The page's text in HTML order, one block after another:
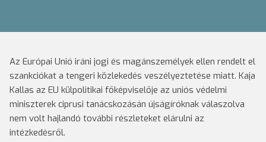
Az Európai Unió iráni jogi és magánszemélyek ellen rendelt el
szankciókat a tengeri közlekedés veszélyeztetése miatt. Kaja
Kallas az EU külpolitikai főképviselője az uniós védelmi
miniszterek ciprusi tanácskozásán újságíróknak válaszolva
nem volt hajlandó további részleteket elárulni az
intézkedésről.